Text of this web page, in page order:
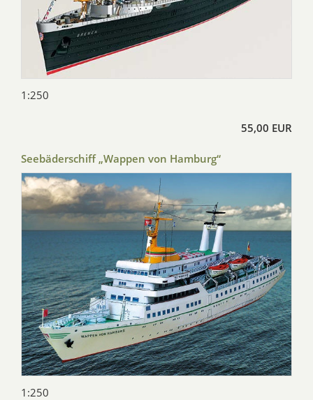
1:250
55,00 EUR
Seebäderschiff „Wappen von Hamburg“
1:250